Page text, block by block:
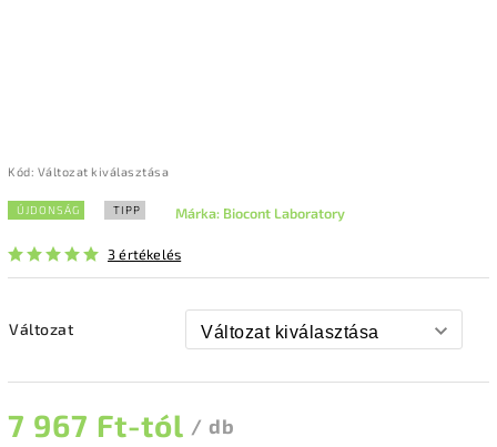
Kód: Változat kiválasztása
ÚJDONSÁG TIPP
3 értékelés
Márka: Biocont Laboratory
Változat
7 967 Ft-tól / db